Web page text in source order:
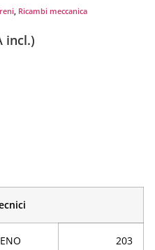
, Ricambi meccanica
incl.)
203